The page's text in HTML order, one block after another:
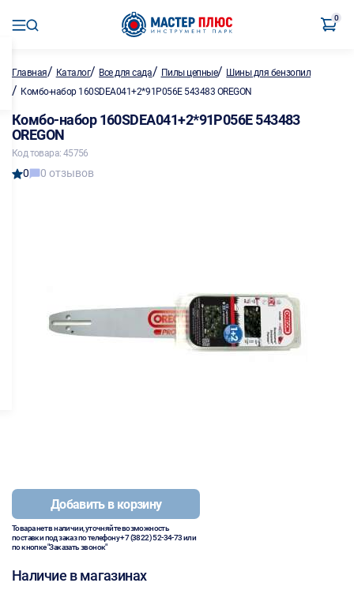
0
Главная/ Каталог/ Все для сада/ Пилы цепные/ Шины для бензопил
/ Комбо-набор 160SDEA041+2*91P056E 543483 OREGON
Комбо-набор 160SDEA041+2*91P056E 543483
OREGON
Код товара: 45756
0 0 отзывов
Добавить в корзину
Товара нет в наличии, уточняйте возможность
поставки под заказ по телефону+7 (3822) 52-34-73или
по кнопке "Заказать звонок"
Наличие в магазинах